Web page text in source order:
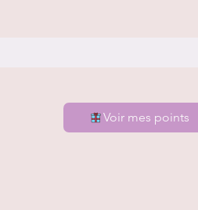
Voir mes points